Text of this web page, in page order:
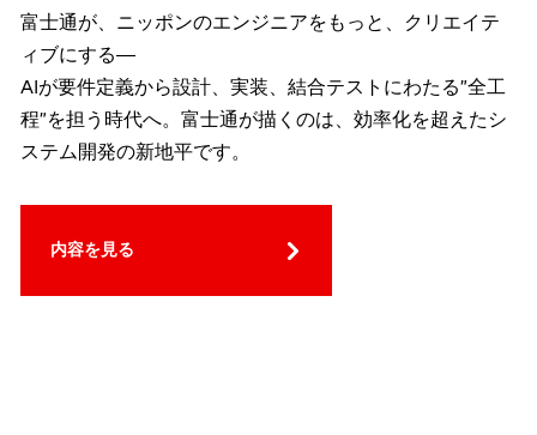
富士通が、ニッポンのエンジニアをもっと、クリエイテ
ィブにする―
AIが要件定義から設計、実装、結合テストにわたる”全工
程”を担う時代へ。富士通が描くのは、効率化を超えたシ
ステム開発の新地平です。
内容を見る